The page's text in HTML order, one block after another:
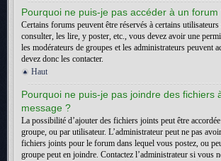
Pourquoi ne puis-je pas accéder à un forum
Certains forums peuvent être réservés à certains
consulter, les lire, y poster, etc., vous devez avoir une
les modérateurs de groupes et les administrateurs peuvent
devez donc les contacter.
Haut
Pourquoi ne puis-je pas joindre des fichiers
message ?
La possibilité d’ajouter des fichiers joints peut être
groupe, ou par utilisateur. L’administrateur peut ne pas
fichiers joints pour le forum dans lequel vous postez, ou
groupe peut en joindre. Contactez l’administrateur si vous